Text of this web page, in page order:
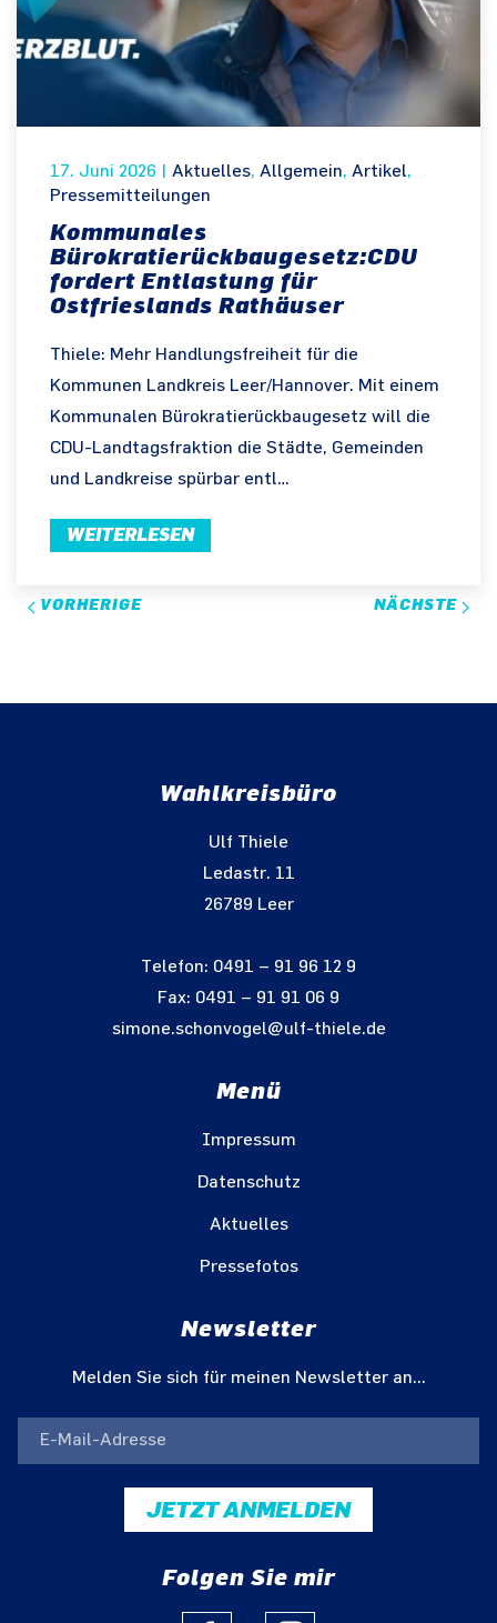
17. Juni 2026 Aktuelles, Allgemein, Artikel,
Pressemitteilungen
Kommunales
Bürokratierückbaugesetz:CDU
fordert Entlastung für
Ostfrieslands Rathäuser
Thiele: Mehr Handlungsfreiheit für die
Kommunen Landkreis Leer/Hannover. Mit einem
Kommunalen Bürokratierückbaugesetz will die
CDU-Landtagsfraktion die Städte, Gemeinden
und Landkreise spürbar entl…
WEITERLESEN
VORHERIGE NÄCHSTE
Wahlkreisbüro
Ulf Thiele
Ledastr. 11
26789 Leer
Telefon: 0491 – 91 96 12 9
Fax: 0491 – 91 91 06 9
simone.schonvogel@ulf-thiele.de
Menü
Impressum
Datenschutz
Aktuelles
Pressefotos
Newsletter
Melden Sie sich für meinen Newsletter an...
JETZT ANMELDEN
Folgen Sie mir